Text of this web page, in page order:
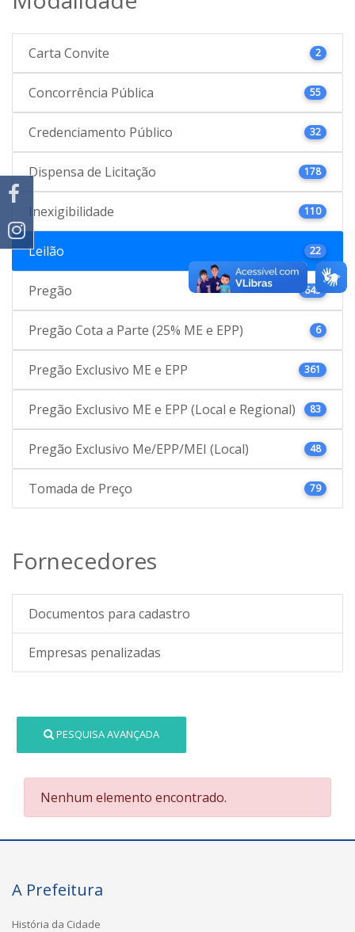
Carta Convite 2
Concorrência Pública 55
Credenciamento Público 32
Dispensa de Licitação 178
Inexigibilidade 110
Leilão 22
Pregão 645
Pregão Cota a Parte (25% ME e EPP) 6
Pregão Exclusivo ME e EPP 361
Pregão Exclusivo ME e EPP (Local e Regional) 83
Pregão Exclusivo Me/EPP/MEI (Local) 48
Tomada de Preço 79
Fornecedores
Documentos para cadastro
Empresas penalizadas
PESQUISA AVANÇADA
Nenhum elemento encontrado.
A Prefeitura
História da Cidade